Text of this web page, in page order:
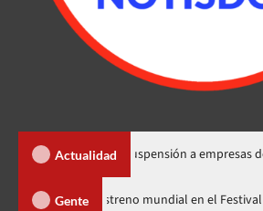
Actualidad
Santos dice suspensión a empresas de
Gente
Minus Zero» tendrá su estreno mundial